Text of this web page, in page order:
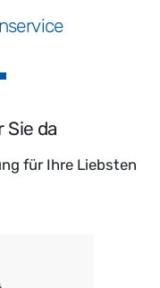
Sie da
für Ihre Liebsten